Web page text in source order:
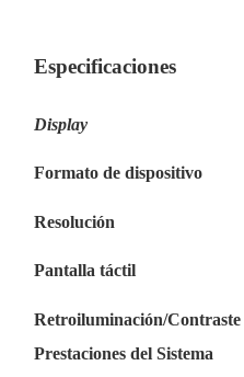
Especificaciones
Display
Formato de dispositivo
Resolución
Pantalla táctil
Retroiluminación/Contraste
Prestaciones del Sistema